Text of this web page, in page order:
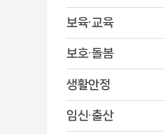
보육·교육
보호·돌봄
생활안정
임신·출산